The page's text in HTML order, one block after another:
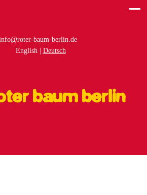
baum-berlin.de
English
Deutsch